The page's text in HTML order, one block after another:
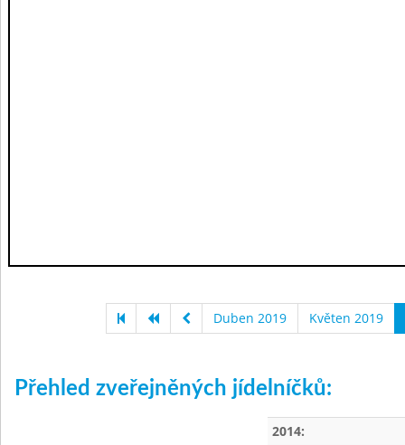
Duben 2019 Květen 2019
Přehled zveřejněných jídelníčků:
2014: